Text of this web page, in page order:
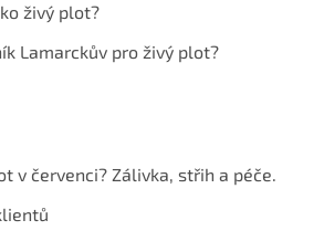
živý plot?
Lamarckův pro živý plot?
v červenci? Zálivka, střih a péče.